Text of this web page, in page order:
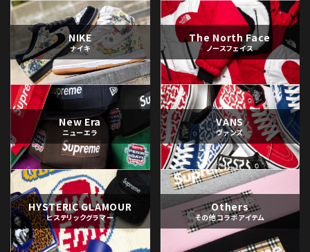
NIKE
ナイキ
The North Face
ノースフェイス
New Era
ニューエラ
VANS
ヴァンズ
HYSTERIC GLAMOUR
ヒステリックグラマー
Others
その他コラボアイテム